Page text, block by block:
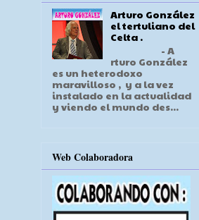
Arturo González
el tertuliano del
Celta .
- A
rturo González
es un heterodoxo
maravilloso , y a la vez
instalado en la actualidad
y viendo el mundo des...
Web Colaboradora